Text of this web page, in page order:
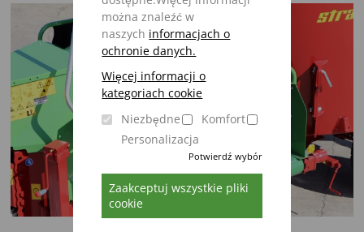
można znaleźć w
naszych informacjach o
ochronie danych.
Więcej informacji o
kategoriach cookie
Niezbędne
Komfort
Personalizacja
Potwierdź wybór
Zaakceptuj wszystkie pliki
cookie